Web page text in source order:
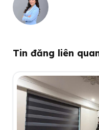
Tin đăng liên